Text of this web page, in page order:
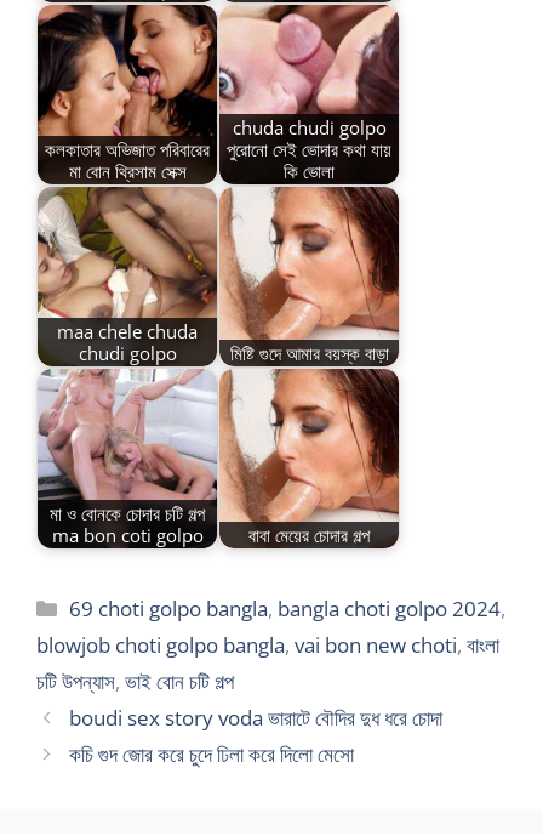
কলকাতার অভিজাত পরিবারের
মা বোন থ্রিসাম সেক্স
chuda chudi golpo
পুরোনো সেই ভোদার কথা যায়
কি ভোলা
maa chele chuda
chudi golpo
মিষ্টি গুদে আমার বয়স্ক বাড়া
মা ও বোনকে চোদার চটি গল্প
ma bon coti golpo
বাবা মেয়ের চোদার গল্প
Categories
69 choti golpo bangla, bangla choti golpo 2024,
blowjob choti golpo bangla, vai bon new choti, বাংলা
চটি উপন্যাস, ভাই বোন চটি গল্প
boudi sex story voda ভারাটে বৌদির দুধ ধরে চোদা
কচি গুদ জোর করে চুদে ঢিলা করে দিলো মেসো